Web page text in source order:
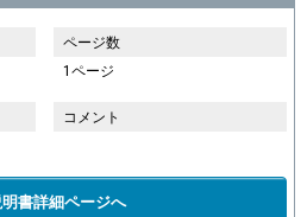
ページ数
1ページ
コメント
書詳細ページへ